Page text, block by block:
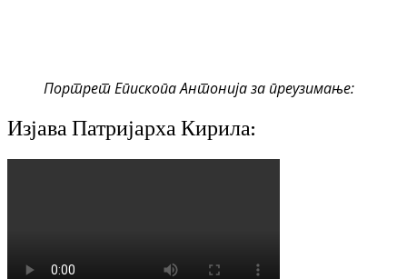
Портрет Епископа Антонија за преузимање:
Изјава Патријарха Кирила: